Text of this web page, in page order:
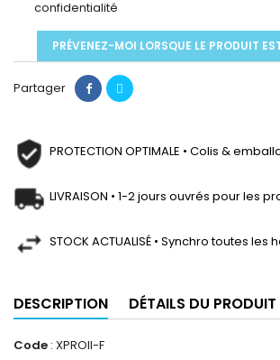
confidentialité
PRÉVENEZ-MOI LORSQUE LE PRODUIT
Partager
PROTECTION OPTIMALE • Colis &
LIVRAISON • 1-2 jours ouvrés pour les
STOCK ACTUALISÉ • Synchro toutes les
DESCRIPTION DÉTAILS DU PRODUIT
Code : XPROII-F